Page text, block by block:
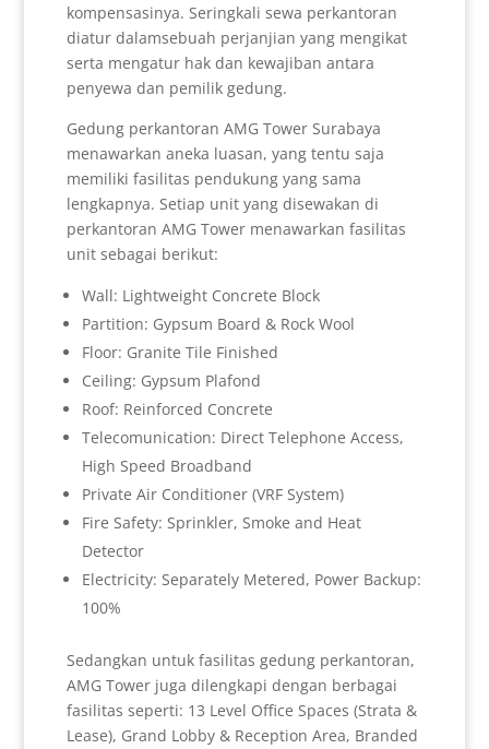
kompensasinya. Seringkali sewa perkantoran
diatur dalamsebuah perjanjian yang mengikat
serta mengatur hak dan kewajiban antara
penyewa dan pemilik gedung.
Gedung perkantoran AMG Tower Surabaya
menawarkan aneka luasan, yang tentu saja
memiliki fasilitas pendukung yang sama
lengkapnya. Setiap unit yang disewakan di
perkantoran AMG Tower menawarkan fasilitas
unit sebagai berikut:
Wall: Lightweight Concrete Block
Partition: Gypsum Board & Rock Wool
Floor: Granite Tile Finished
Ceiling: Gypsum Plafond
Roof: Reinforced Concrete
Telecomunication: Direct Telephone Access,
High Speed Broadband
Private Air Conditioner (VRF System)
Fire Safety: Sprinkler, Smoke and Heat
Detector
Electricity: Separately Metered, Power Backup:
100%
Sedangkan untuk fasilitas gedung perkantoran,
AMG Tower juga dilengkapi dengan berbagai
fasilitas seperti: 13 Level Office Spaces (Strata &
Lease), Grand Lobby & Reception Area, Branded